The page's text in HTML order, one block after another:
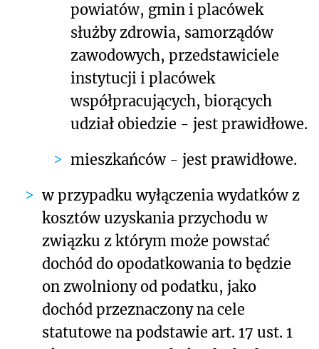
powiatów, gmin i placówek
służby zdrowia, samorządów
zawodowych, przedstawiciele
instytucji i placówek
współpracujących, biorących
udział obiedzie - jest prawidłowe.
mieszkańców - jest prawidłowe.
w przypadku wyłączenia wydatków z
kosztów uzyskania przychodu w
związku z którym może powstać
dochód do opodatkowania to będzie
on zwolniony od podatku, jako
dochód przeznaczony na cele
statutowe na podstawie art. 17 ust. 1